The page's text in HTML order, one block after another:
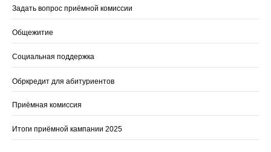
Задать вопрос приёмной комиссии
Общежитие
Социальная поддержка
Обркредит для абитуриентов
Приёмная комиссия
Итоги приёмной кампании 2025